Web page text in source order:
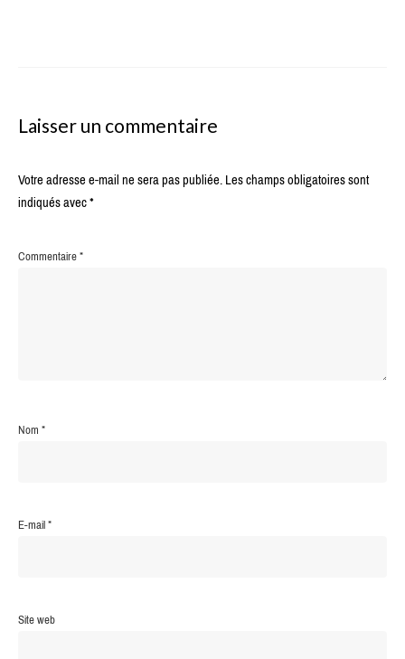
Laisser un commentaire
Votre adresse e-mail ne sera pas publiée.Les champs obligatoires sont
indiqués avec*
Commentaire*
Nom*
E-mail*
Site web